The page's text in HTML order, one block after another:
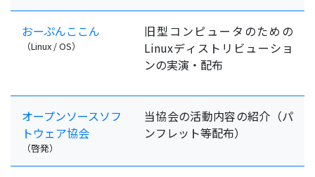
おーぷんここん
（Linux / OS）
旧型コンピュータのための
Linuxディストリビューショ
ンの実演・配布
オープンソースソフ
トウェア協会
（啓発）
当協会の活動内容の紹介（パ
ンフレット等配布）